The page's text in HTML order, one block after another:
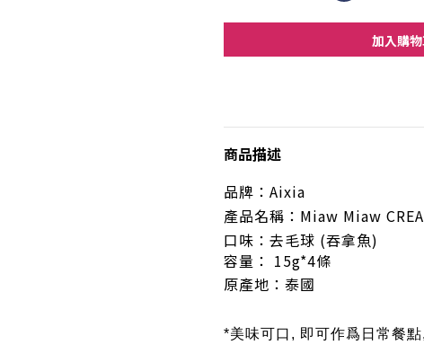
加入購
商品描述
品牌： Aixia
產品名稱：Miaw Miaw
口味：去毛球 (吞拿魚)
容量： 15g*4條
原產地： 泰國
*美味可口, 即可作爲日常餐